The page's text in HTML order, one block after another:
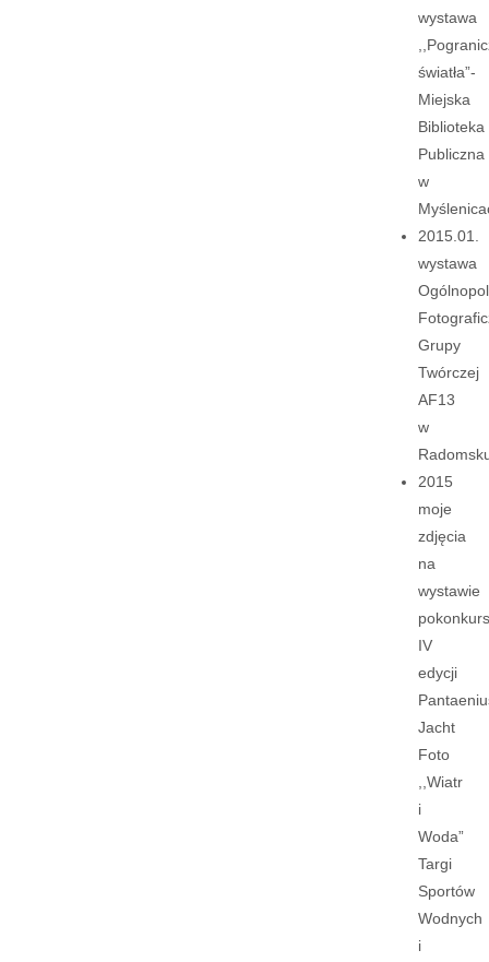
wystawa
światła”-
Miejska
Biblioteka
Publiczna
w
2015.01.
wystawa
Grupy
Twórczej
AF13
w
2015
moje
zdjęcia
na
wystawie
IV
edycji
Jacht
Foto
,,Wiatr
i
Woda”
Targi
Sportów
Wodnych
i